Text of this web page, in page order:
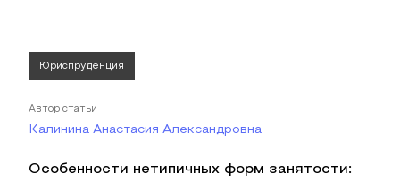
Юриспруденция
Автор статьи
Калинина Анастасия Александровна
Особенности нетипичных форм занятости: